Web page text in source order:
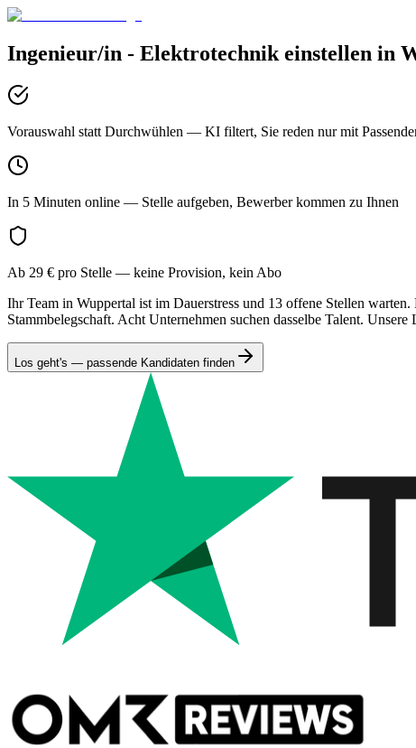
Ingenieur/in - Elektrotechnik einstellen in
Vorauswahl statt Durchwühlen — KI filtert, Sie reden nur mit
In 5 Minuten online — Stelle aufgeben, Bewerber kommen zu Ihnen
Ab 29 € pro Stelle — keine Provision, kein Abo
Ihr Team in Wuppertal ist im Dauerstress und 13 offene Stellen
Stammbelegschaft. Acht Unternehmen suchen dasselbe Talent.
Los geht's — passende Kandidaten finden